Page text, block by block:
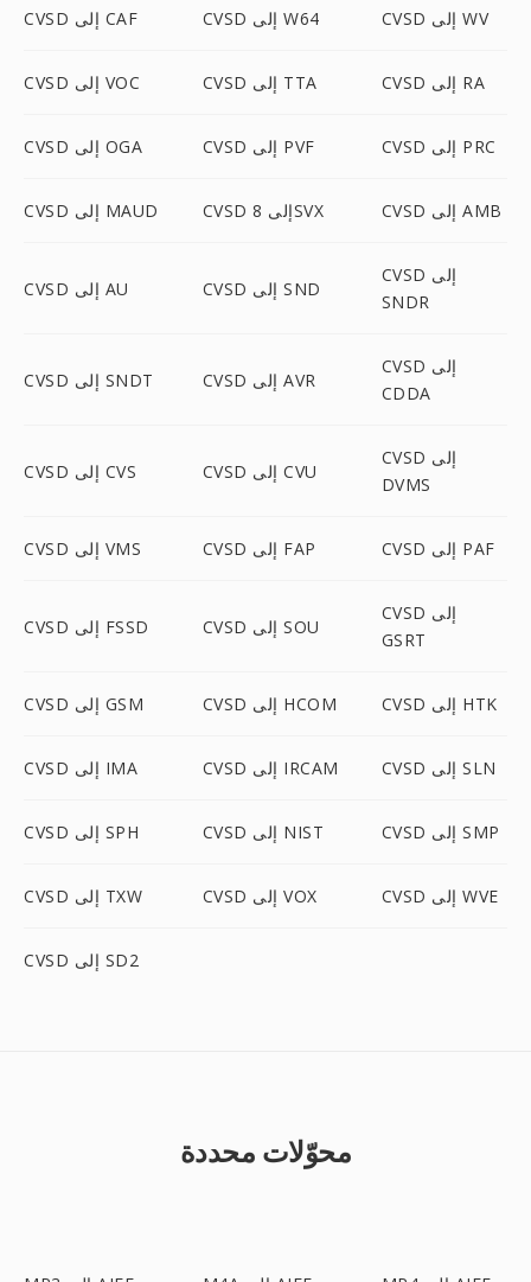
CVSD إلى CAF CVSD إلى W64 CVSD إلى WV
CVSD إلى VOC CVSD إلى TTA CVSD إلى RA
CVSD إلى OGA CVSD إلى PVF CVSD إلى PRC
CVSD إلى MAUD CVSD إلى 8SVX CVSD إلى AMB
CVSD إلى AU CVSD إلى SND
CVSD إلى
SNDR
CVSD إلى SNDT CVSD إلى AVR
CVSD إلى
CDDA
CVSD إلى CVS CVSD إلى CVU
CVSD إلى
DVMS
CVSD إلى VMS CVSD إلى FAP CVSD إلى PAF
CVSD إلى FSSD CVSD إلى SOU
CVSD إلى
GSRT
CVSD إلى GSM CVSD إلى HCOM CVSD إلى HTK
CVSD إلى IMA CVSD إلى IRCAM CVSD إلى SLN
CVSD إلى SPH CVSD إلى NIST CVSD إلى SMP
CVSD إلى TXW CVSD إلى VOX CVSD إلى WVE
CVSD إلى SD2
محوّلات محددة